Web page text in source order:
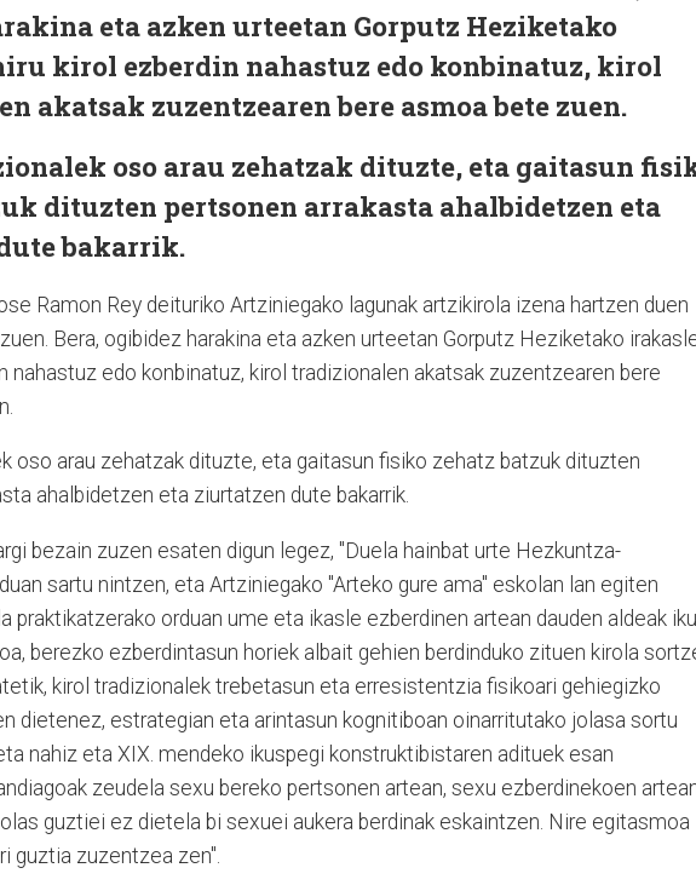
eta azken urteetan Gorputz Heziketako
kirol ezberdin nahastuz edo konbinatuz, kirol
akatsak zuzentzearen bere asmoa bete zuen.
oso arau zehatzak dituzte, eta gaitasun
dituzten pertsonen arrakasta ahalbidetzen eta
bakarrik.
Ramon Rey deituriko Artziniegako lagunak artzikirola izena hartzen duen
Bera, ogibidez harakina eta azken urteetan Gorputz Heziketako
nahastuz edo konbinatuz, kirol tradizionalen akatsak zuzentzearen bere
oso arau zehatzak dituzte, eta gaitasun fisiko zehatz batzuk dituzten
ahalbidetzen eta ziurtatzen dute bakarrik.
bezain zuzen esaten digun legez, "Duela hainbat urte Hezkuntza-
sartu nintzen, eta Artziniegako "Arteko gure ama" eskolan lan egiten
praktikatzerako orduan ume eta ikasle ezberdinen artean dauden aldeak
berezko ezberdintasun horiek albait gehien berdinduko zituen kirola
kirol tradizionalek trebetasun eta erresistentzia fisikoari gehiegizko
dietenez, estrategian eta arintasun kognitiboan oinarritutako jolasa sortu
nahiz eta XIX. mendeko ikuspegi konstruktibistaren adituek esan
zeudela sexu bereko pertsonen artean, sexu ezberdinekoen
guztiei ez dietela bi sexuei aukera berdinak eskaintzen. Nire egitasmoa
guztia zuzentzea zen".